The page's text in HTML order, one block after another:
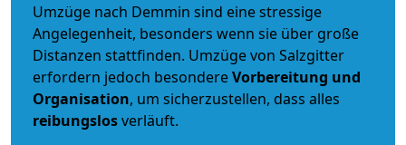
Umzüge nach Demmin sind eine stressige
Angelegenheit, besonders wenn sie über große
Distanzen stattfinden. Umzüge von Salzgitter
erfordern jedoch besondereVorbereitung und
Organisation, um sicherzustellen, dass alles
reibungslosverläuft.